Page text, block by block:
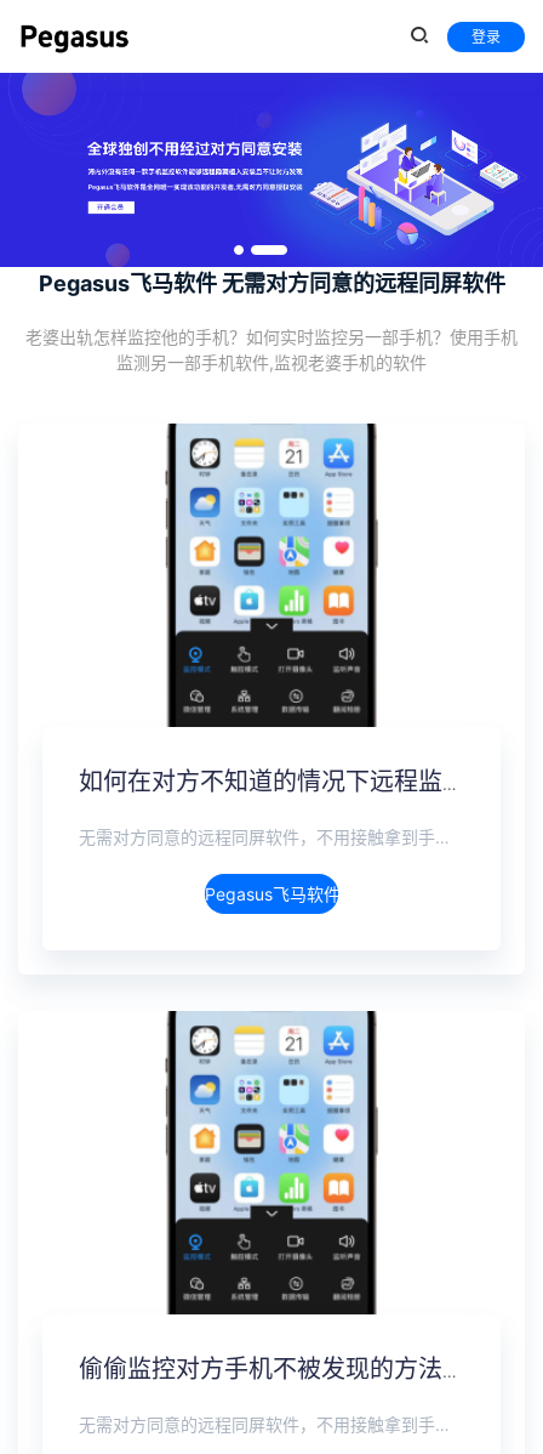
登录
Pegasus飞马软件 无需对方同意的远程同屏软件
老婆出轨怎样监控他的手机？如何实时监控另一部手机？使用手机
监测另一部手机软件,监视老婆手机的软件
如何在对方不知道的情况下远程监控手机，完全隐蔽实时监控方案
无需对方同意的远程同屏软件，不用接触拿到手机安装，支持实时同步查看微信、抖音、WhatsApp、Facebook 等主流社交软件的聊天记录，同时具备通话监听、环境录音、远程开启摄像头、持续定位追踪等全面功能。 整个过程全程隐蔽运行，无任何提示、无通知提醒、不留使用痕迹。 适用于多种场景，安全稳定，真正实现对目标设备一举一动的无感同屏监视。
Pegasus飞马软件介绍
偷偷监控对方手机不被发现的方法，隐蔽监控完整方案
无需对方同意的远程同屏软件，不用接触拿到手机安装，支持实时同步查看微信、抖音、WhatsApp、Facebook 等主流社交软件的聊天记录，同时具备通话监听、环境录音、远程开启摄像头、持续定位追踪等全面功能。 整个过程全程隐蔽运行，无任何提示、无通知提醒、不留使用痕迹。 适用于多种场景，安全稳定，真正实现对目标设备一举一动的无感同屏监视。